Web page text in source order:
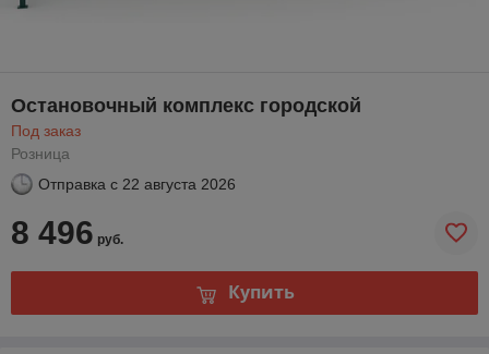
Остановочный комплекс городской
Под заказ
Розница
Отправка с 22 августа 2026
8 496 руб.
Купить